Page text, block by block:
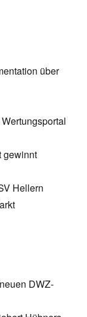
über
gewinnt
Hellern
DWZ-